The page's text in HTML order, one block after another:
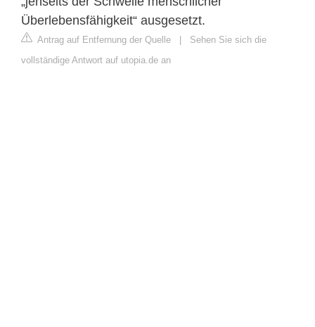
Überlebensfähigkeit“ ausgesetzt.
Antrag auf Entfernung der Quelle | Sehen Sie sich die
vollständige Antwort auf utopia.de an